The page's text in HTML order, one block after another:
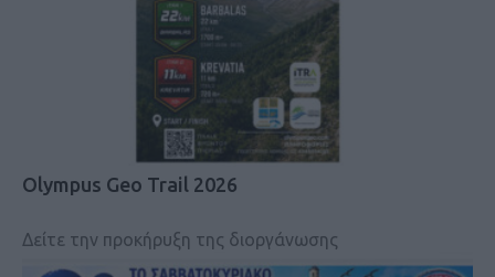
Olympus Geo Trail 2026
Δείτε την προκήρυξη της διοργάνωσης